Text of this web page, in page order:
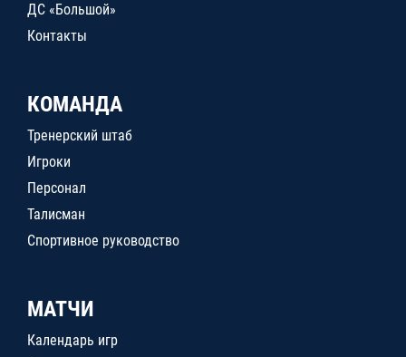
ДС «Большой»
Контакты
КОМАНДА
Тренерский штаб
Игроки
Персонал
Талисман
Спортивное руководство
МАТЧИ
Календарь игр